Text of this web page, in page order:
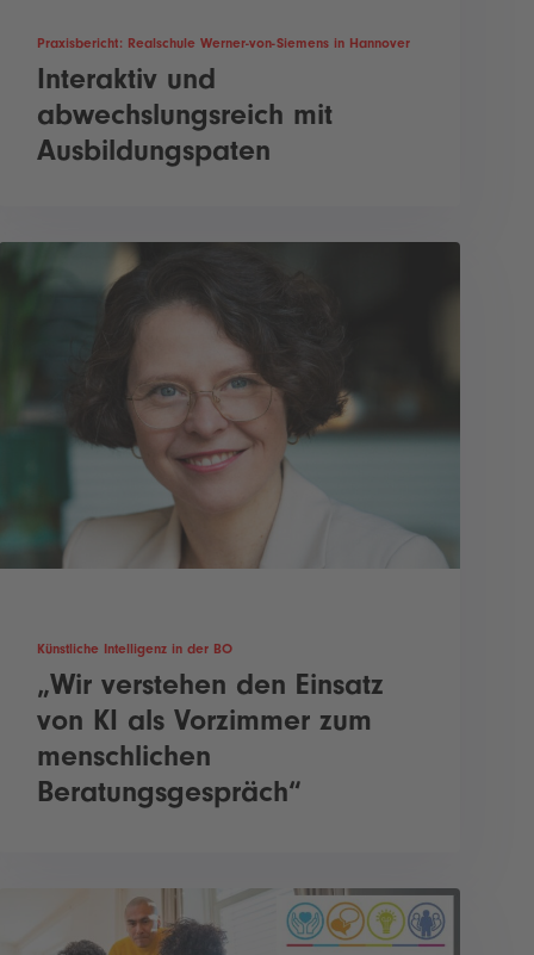
Praxisbericht: Realschule Werner-von-Siemens in Hannover
Interaktiv und
abwechslungsreich mit
Ausbildungspaten
Künstliche Intelligenz in der BO
„Wir verstehen den Einsatz
von KI als Vorzimmer zum
menschlichen
Beratungsgespräch“